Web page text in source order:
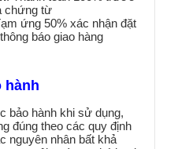
chứng từ
ứng 50% xác nhận đặt
báo giao hàng
hành
bảo hành khi sử dụng,
đúng theo các quy định
nguyên nhân bất khả